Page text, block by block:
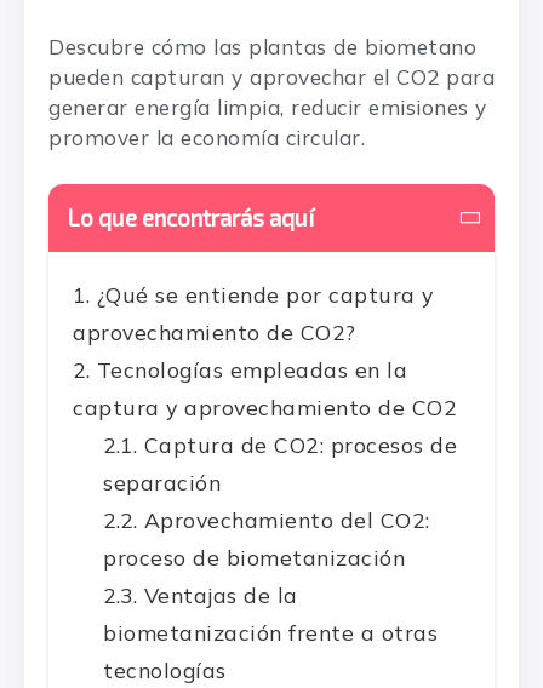
Descubre cómo las plantas de biometano
pueden capturan y aprovechar el CO2 para
generar energía limpia, reducir emisiones y
promover la economía circular.
Lo que encontrarás aquí
¿Qué se entiende por captura y
aprovechamiento de CO2?
Tecnologías empleadas en la
captura y aprovechamiento de CO2
Captura de CO2: procesos de
separación
Aprovechamiento del CO2:
proceso de biometanización
Ventajas de la
biometanización frente a otras
tecnologías